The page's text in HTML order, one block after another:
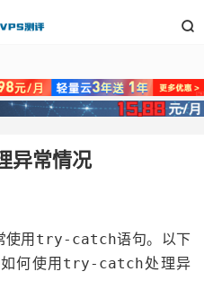

异常情况
使用 try-catch语句。以下
何使用 try-catch处理异